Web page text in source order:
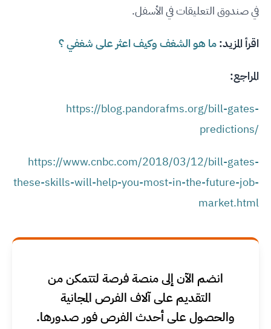
في صندوق التعليقات في الأسفل.
اقرأ المزيد:ما هو الشغف وكيف اعثر على شغفي ؟
المراجع:
https://blog.pandorafms.org/bill-gates-
predictions/
https://www.cnbc.com/2018/03/12/bill-gates-
these-skills-will-help-you-most-in-the-future-job-
market.html
انضم الآن إلى منصة فرصة لتتمكن من
التقديم على آلاف الفرص المجانية
والحصول على أحدث الفرص فور صدورها.